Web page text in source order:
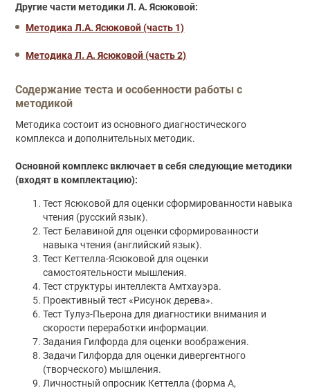
Другие части методики Л. А. Ясюковой:
Методика Л.А. Ясюковой (часть 1)
Методика Л. А. Ясюковой (часть 2)
Содержание теста и особенности работы с
методикой
Методика состоит из основного диагностического
комплекса и дополнительных методик.
Основной комплекс включает в себя следующие методики
(входят в комплектацию):
Тест Ясюковой для оценки сформированности навыка
чтения (русский язык).
Тест Белавиной для оценки сформированности
навыка чтения (английский язык).
Тест Кеттелла-Ясюковой для оценки
самостоятельности мышления.
Тест структуры интеллекта Амтхауэра.
Проективный тест «Рисунок дерева».
Тест Тулуз-Пьерона для диагностики внимания и
скорости переработки информации.
Задания Гилфорда для оценки воображения.
Задачи Гилфорда для оценки дивергентного
(творческого) мышления.
Личностный опросник Кеттелла (форма А,